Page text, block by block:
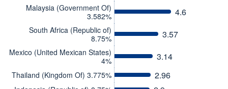
Emergents Devise Locale
TARIFS PRIVILÉGIÉS 0%
ÉLIGIBILITÉ
PEA PEA-PME BOURSOVIE LUX
BOURSOVIE
Non éligible Boursobank
Malaysia (Government Of)
3.582%
4.6
South Africa (Republic of)
8.75%
3.57
Mexico (United Mexican States)
4%
3.14
Thailand (Kingdom Of) 3.775% 2.96